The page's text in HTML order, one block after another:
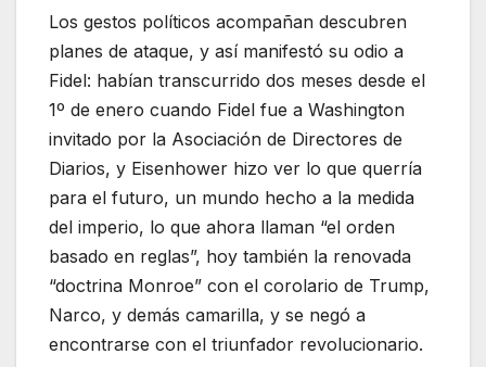
Los gestos políticos acompañan descubren
planes de ataque, y así manifestó su odio a
Fidel: habían transcurrido dos meses desde el
1º de enero cuando Fidel fue a Washington
invitado por la Asociación de Directores de
Diarios, y Eisenhower hizo ver lo que querría
para el futuro, un mundo hecho a la medida
del imperio, lo que ahora llaman “el orden
basado en reglas”, hoy también la renovada
“doctrina Monroe” con el corolario de Trump,
Narco, y demás camarilla, y se negó a
encontrarse con el triunfador revolucionario.